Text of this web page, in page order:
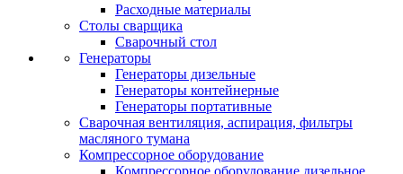
Расходные материалы
Столы сварщика
Сварочный стол
Генераторы
Генераторы дизельные
Генераторы контейнерные
Генераторы портативные
Сварочная вентиляция, аспирация, фильтры
масляного тумана
Компрессорное оборудование
Компрессорное оборудование дизельное